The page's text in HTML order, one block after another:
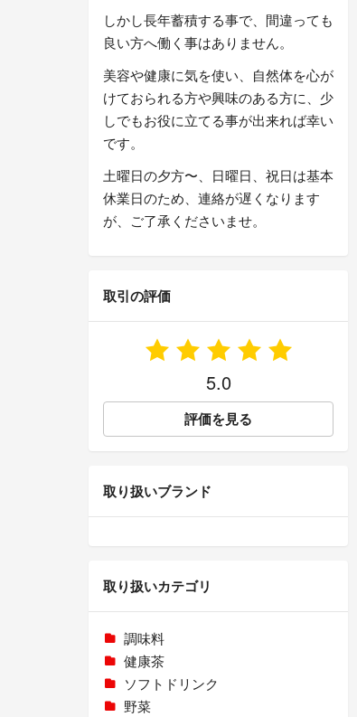
しかし長年蓄積する事で、間違っても
良い方へ働く事はありません。
美容や健康に気を使い、自然体を心が
けておられる方や興味のある方に、少
しでもお役に立てる事が出来れば幸い
です。
土曜日の夕方〜、日曜日、祝日は基本
休業日のため、連絡が遅くなります
が、ご了承くださいませ。
取引の評価
5.0
評価を見る
取り扱いブランド
取り扱いカテゴリ
調味料
健康茶
ソフトドリンク
野菜